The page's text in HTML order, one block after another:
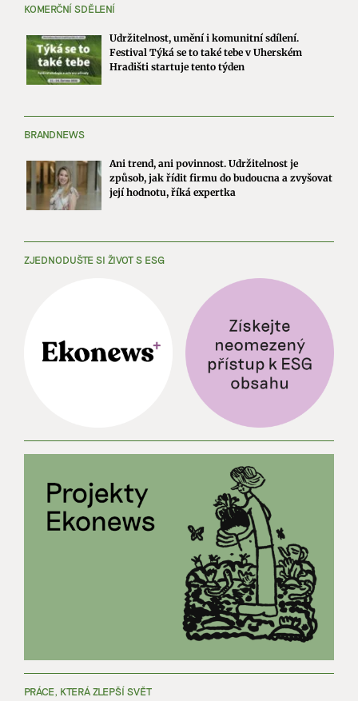
KOMERČNÍ SDĚLENÍ
Udržitelnost, umění i komunitní sdílení.
Festival Týká se to také tebe v Uherském
Hradišti startuje tento týden
BRANDNEWS
Ani trend, ani povinnost. Udržitelnost je
způsob, jak řídit firmu do budoucna a zvyšovat
její hodnotu, říká expertka
ZJEDNODUŠTE SI ŽIVOT S ESG
PRÁCE, KTERÁ ZLEPŠÍ SVĚT